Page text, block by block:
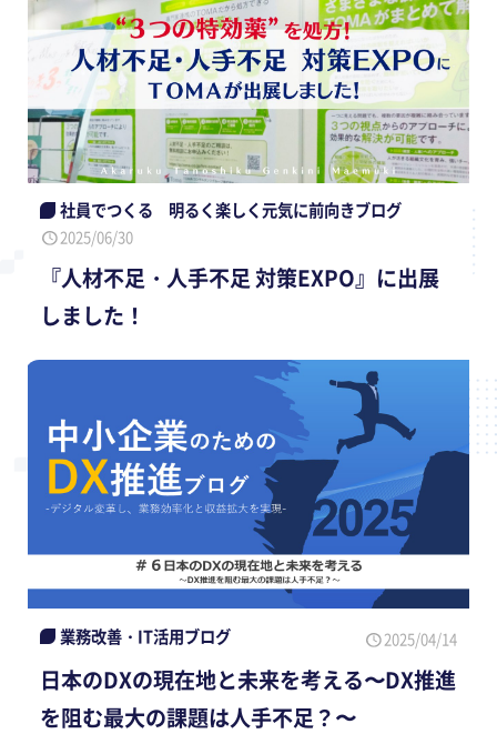
社員でつくる 明るく楽しく元気に前向きブログ
2025/06/30
『人材不足・人手不足 対策EXPO』に出展
しました！
業務改善・IT活用ブログ 2025/04/14
日本のDXの現在地と未来を考える〜DX推進
を阻む最大の課題は人手不足？〜